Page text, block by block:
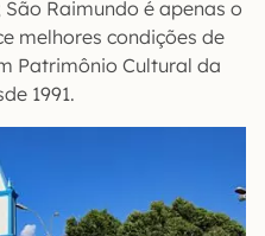
Raimundo é apenas o
melhores condições de
Patrimônio Cultural da
1991.